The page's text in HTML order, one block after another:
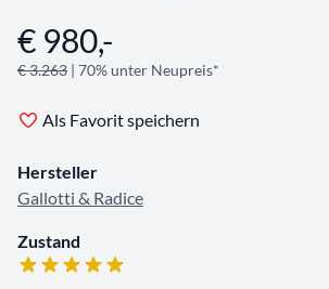
Angebotsinformationen
€ 980,-
€ 3.263 | 70% unter Neupreis*
Als Favorit speichern
Hersteller
Gallotti & Radice
Zustand